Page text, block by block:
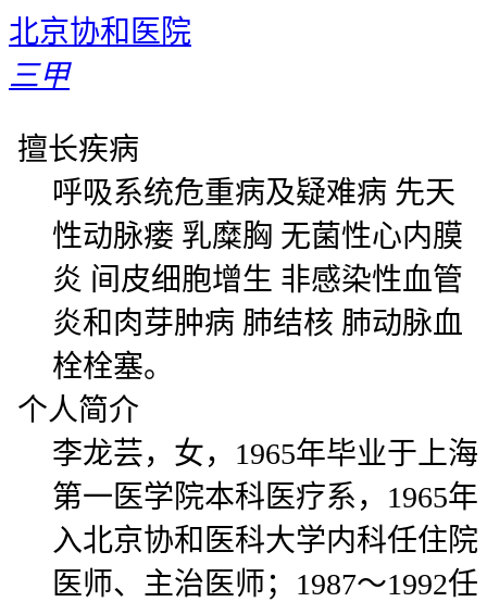
北京协和医院
三甲
擅长疾病
呼吸系统危重病及疑难病 先天
性动脉瘘 乳糜胸 无菌性心内膜
炎 间皮细胞增生 非感染性血管
炎和肉芽肿病 肺结核 肺动脉血
栓栓塞。
个人简介
李龙芸，女，1965年毕业于上海
第一医学院本科医疗系，1965年
入北京协和医科大学内科任住院
医师、主治医师；1987～1992任